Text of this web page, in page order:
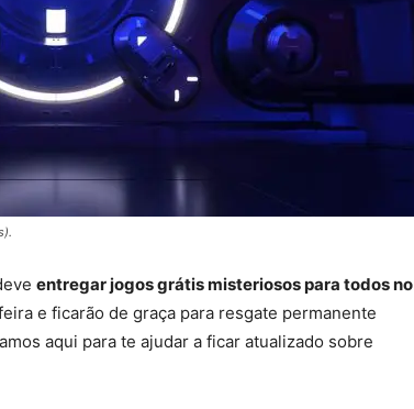
entregar jogos grátis misteriosos para todos no
e ficarão de graça para resgate permanente
aqui para te ajudar a ficar atualizado sobre